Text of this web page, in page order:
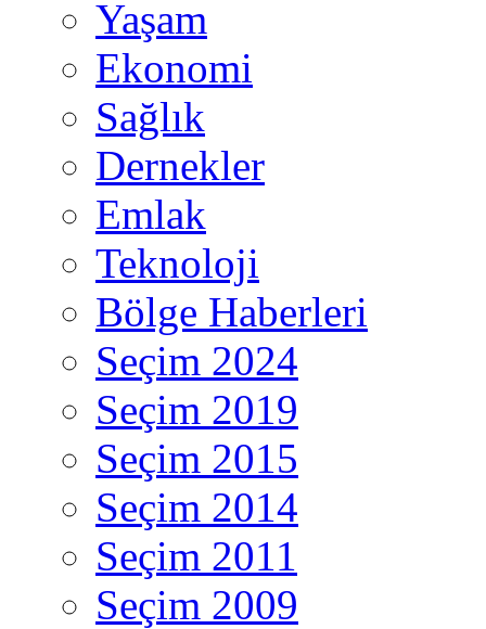
Yaşam
Ekonomi
Sağlık
Dernekler
Emlak
Teknoloji
Bölge Haberleri
Seçim 2024
Seçim 2019
Seçim 2015
Seçim 2014
Seçim 2011
Seçim 2009